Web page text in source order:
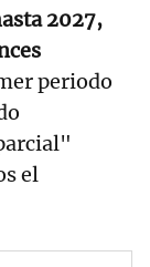
2027,
periodo
el